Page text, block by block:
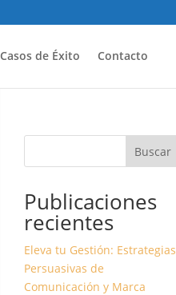
Casos de Éxito Contacto
Buscar
Publicaciones
recientes
Eleva tu Gestión: Estrategias
Persuasivas de
Comunicación y Marca